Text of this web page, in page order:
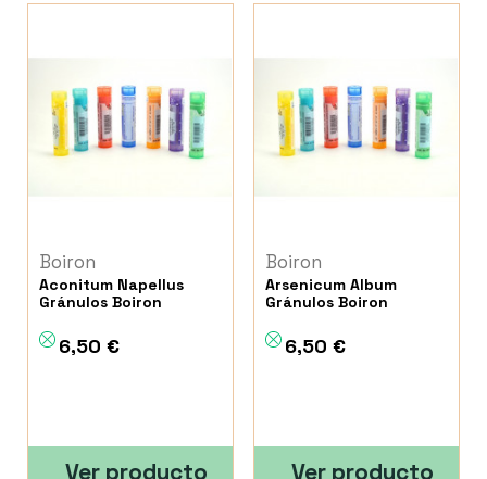
Boiron
Aconitum Napellus
Gránulos Boiron
6,50 €
Ver producto
Boiron
Arsenicum Album
Gránulos Boiron
6,50 €
Ver producto